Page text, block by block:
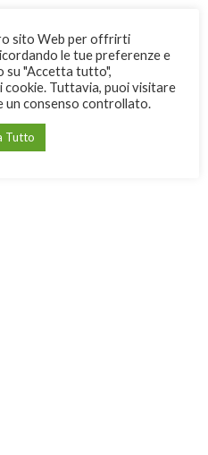
sito Web per offrirti
le tue preferenze e
su "Accetta tutto",
cookie. Tuttavia, puoi visitare
un consenso controllato.
Tutto